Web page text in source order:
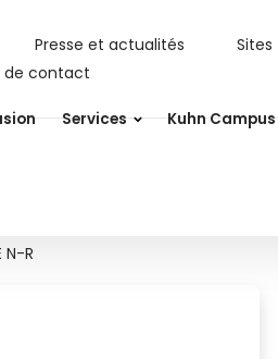
Presse et actualités
Sites
de contact
Services Kuhn Campus
N-R